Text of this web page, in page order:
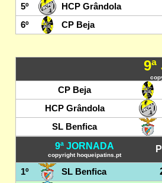
5º
HCP Grândola
6º
CP Beja
CP Beja
HCP Grândola
SL Benfica
9ª JORNADA
copyright hoqueipatins.pt
1º SL Benfica